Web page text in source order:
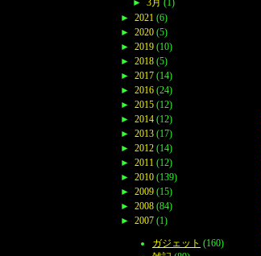
► 3月 (1)
► 2021 (6)
► 2020 (5)
► 2019 (10)
► 2018 (5)
► 2017 (14)
► 2016 (24)
► 2015 (12)
► 2014 (12)
► 2013 (17)
► 2012 (14)
► 2011 (12)
► 2010 (139)
► 2009 (15)
► 2008 (84)
► 2007 (1)
ガジェット (160)